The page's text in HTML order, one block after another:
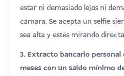
estar ni demasiado lejos ni
cámara. Se acepta un selfie
sea alta y estés mirando
3. Extracto bancario personal
meses con un saldo mínimo